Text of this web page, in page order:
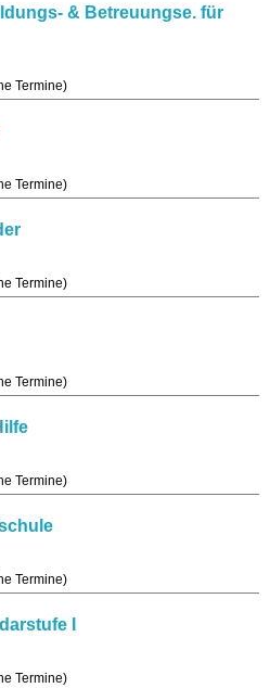
& Betreuungse. für
Termine)
Termine)
Termine)
Termine)
Termine)
Termine)
I
Termine)